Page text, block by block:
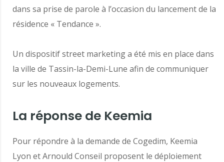
dans sa prise de parole à l’occasion du lancement de la
résidence « Tendance ».
Un dispositif street marketing a été mis en place dans
la ville de Tassin-la-Demi-Lune afin de communiquer
sur les nouveaux logements.
La réponse de Keemia
Pour répondre à la demande de Cogedim, Keemia
Lyon et Arnould Conseil proposent le déploiement